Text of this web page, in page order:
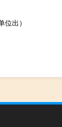
出）